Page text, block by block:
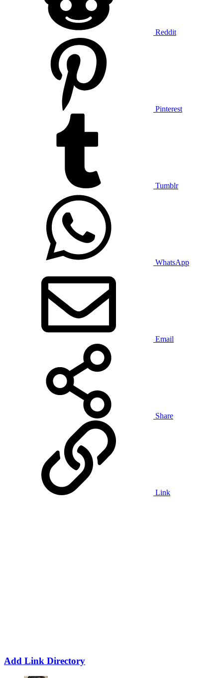
Reddit
Pinterest
Tumblr
WhatsApp
Email
Share
Link
Add Link Directory